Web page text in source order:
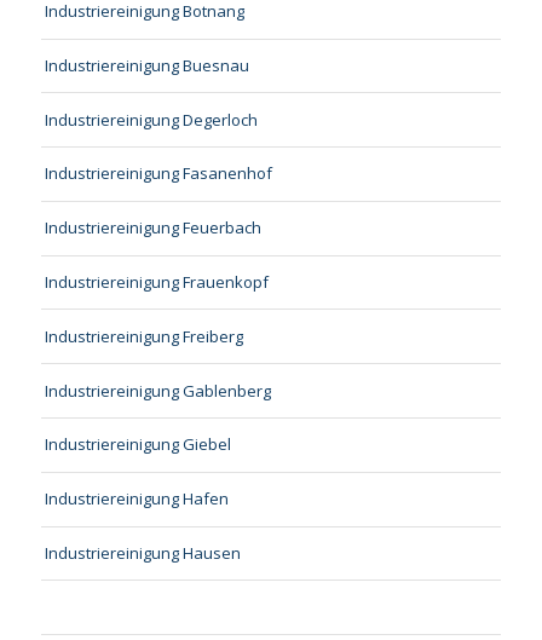
Industriereinigung Botnang
Industriereinigung Buesnau
Industriereinigung Degerloch
Industriereinigung Fasanenhof
Industriereinigung Feuerbach
Industriereinigung Frauenkopf
Industriereinigung Freiberg
Industriereinigung Gablenberg
Industriereinigung Giebel
Industriereinigung Hafen
Industriereinigung Hausen